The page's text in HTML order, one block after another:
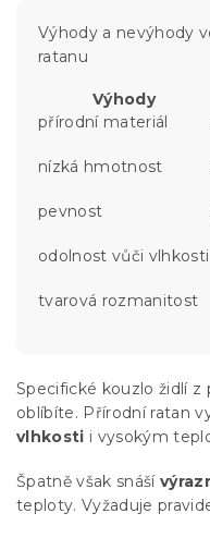
Výhody a nevýhody
ratanu
Výhody
přírodní materiál
nízká hmotnost
pevnost
odolnost vůči vlhkosti
tvarová rozmanitost
Specifické kouzlo židlí
oblíbíte. Přírodní ratan
vlhkosti i vysokým
Špatně však snáší
teploty. Vyžaduje